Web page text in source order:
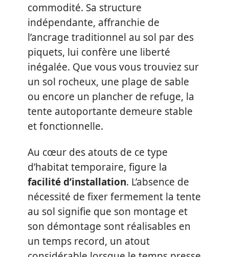
commodité. Sa structure
indépendante, affranchie de
l’ancrage traditionnel au sol par des
piquets, lui confère une liberté
inégalée. Que vous vous trouviez sur
un sol rocheux, une plage de sable
ou encore un plancher de refuge, la
tente autoportante demeure stable
et fonctionnelle.
Au cœur des atouts de ce type
d’habitat temporaire, figure la
facilité d’installation. L’absence de
nécessité de fixer fermement la tente
au sol signifie que son montage et
son démontage sont réalisables en
un temps record, un atout